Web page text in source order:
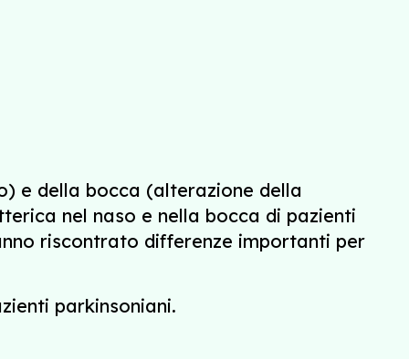
e della bocca (alterazione della
nel naso e nella bocca di pazienti
riscontrato differenze importanti per
parkinsoniani.